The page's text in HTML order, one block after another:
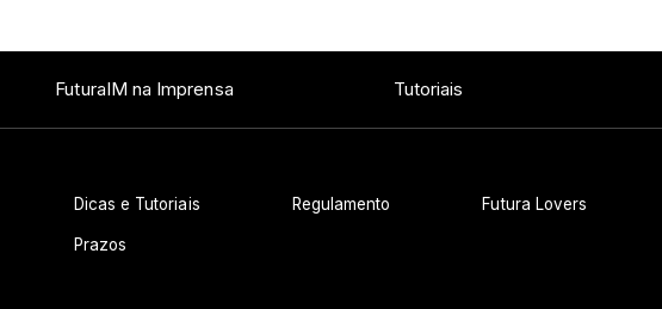
FuturaIM na Imprensa Tutoriais
Dicas e Tutoriais Regulamento Futura Lovers
Prazos